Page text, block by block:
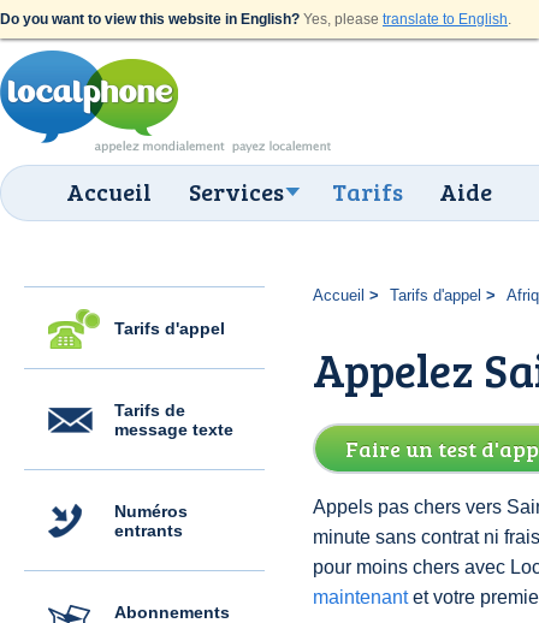
Do you want to view this website in English? Yes, please translate to English.
Accueil Services Tarifs Aide
Tarifs d'appel
Tarifs de
message texte
Numéros
entrants
Abonnements
Accueil Tarifs d'appel
Appelez
Faire un test
Appels pas chers vers
minute sans contrat ni
pour moins chers avec
maintenantet votre